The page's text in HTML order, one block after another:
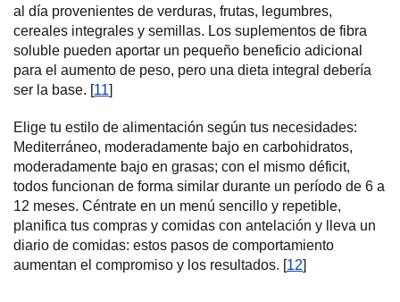
al día provenientes de verduras, frutas, legumbres,
cereales integrales y semillas. Los suplementos de fibra
soluble pueden aportar un pequeño beneficio adicional
para el aumento de peso, pero una dieta integral debería
ser la base. [11]
Elige tu estilo de alimentación según tus necesidades:
Mediterráneo, moderadamente bajo en carbohidratos,
moderadamente bajo en grasas; con el mismo déficit,
todos funcionan de forma similar durante un período de 6 a
12 meses. Céntrate en un menú sencillo y repetible,
planifica tus compras y comidas con antelación y lleva un
diario de comidas: estos pasos de comportamiento
aumentan el compromiso y los resultados. [12]